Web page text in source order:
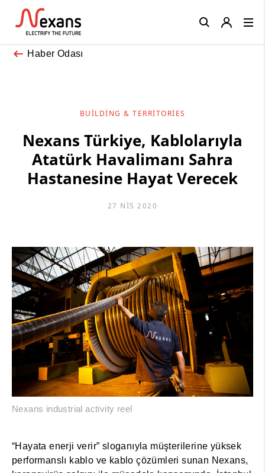
Haber Odası
BUILDING & TERRITORIES
Nexans Türkiye, Kablolarıyla
Atatürk Havalimanı Sahra
Hastanesine Hayat Verecek
27 NIS 2020
Nexans industrial activity reel
“Hayata enerji verir” sloganıyla müşterilerine yüksek
performanslı kablo ve kablo çözümleri sunan Nexans,
Close